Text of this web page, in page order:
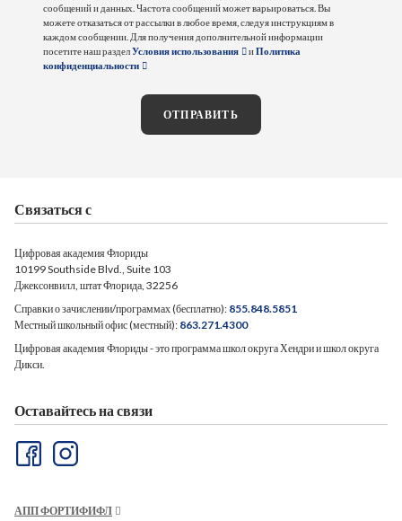
сообщений и данных. Частота сообщений может варьироваться. Вы
можете отказаться от рассылки в любое время, следуя инструкциям в
каждом сообщении. Для получения дополнительной информации
посетите наш разделУсловия использования иПолитика
конфиденциальности
ОТПРАВИТЬ
Связаться с
Цифровая академия Флориды
10199 Southside Blvd., Suite 103
Джексонвилл, штат Флорида, 32256
Справки о зачислении/программах (бесплатно): 855.848.5851
Местный школьный офис (местный): 863.271.4300
Цифровая академия Флориды - это программа школ округа Хендри и школ округа
Дикси.
Оставайтесь на связи
АПП ФОРТИФИФЛ